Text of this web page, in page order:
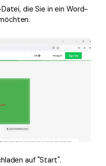
die Sie in ein Word-
auf "Start".